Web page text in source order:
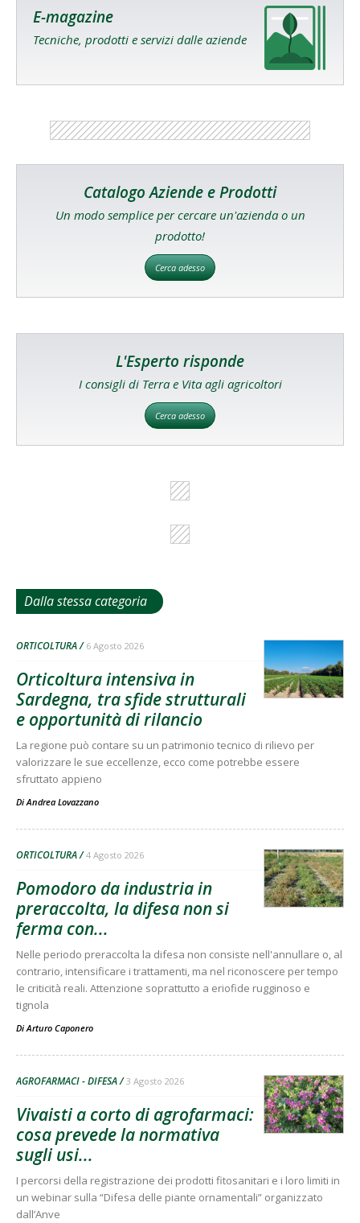
E-magazine
Tecniche, prodotti e servizi dalle aziende
Catalogo Aziende e Prodotti
Un modo semplice per cercare un'azienda o un
prodotto!
Cerca adesso
L'Esperto risponde
I consigli di Terra e Vita agli agricoltori
Cerca adesso
Dalla stessa categoria
ORTICOLTURA 6 Agosto 2026
Orticoltura intensiva in
Sardegna, tra sfide strutturali
e opportunità di rilancio
La regione può contare su un patrimonio tecnico di rilievo per
valorizzare le sue eccellenze, ecco come potrebbe essere
sfruttato appieno
DiAndrea Lovazzano
ORTICOLTURA 4 Agosto 2026
Pomodoro da industria in
preraccolta, la difesa non si
ferma con...
Nelle periodo preraccolta la difesa non consiste nell'annullare o, al
contrario, intensificare i trattamenti, ma nel riconoscere per tempo
le criticità reali. Attenzione soprattutto a eriofide rugginoso e
tignola
DiArturo Caponero
AGROFARMACI - DIFESA 3 Agosto 2026
Vivaisti a corto di agrofarmaci:
cosa prevede la normativa
sugli usi...
I percorsi della registrazione dei prodotti fitosanitari e i loro limiti in
un webinar sulla “Difesa delle piante ornamentali” organizzato
dall’Anve